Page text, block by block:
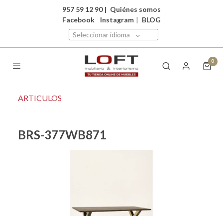
957 59 12 90 | Quiénes somos
Facebook
Instagram | BLOG
Seleccionar idioma
0
ARTICULOS
BRS-377WB871